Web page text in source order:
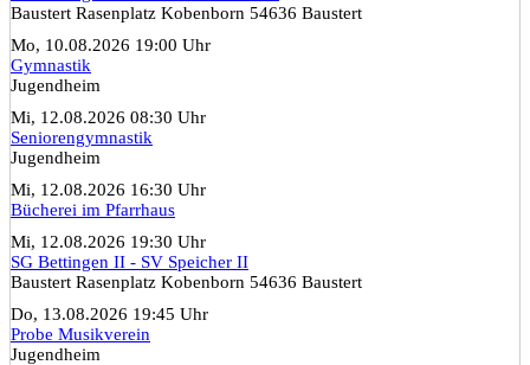
Baustert Rasenplatz Kobenborn 54636 Baustert
Mo, 10.08.2026 19:00 Uhr
Gymnastik
Jugendheim
Mi, 12.08.2026 08:30 Uhr
Seniorengymnastik
Jugendheim
Mi, 12.08.2026 16:30 Uhr
Bücherei im Pfarrhaus
Mi, 12.08.2026 19:30 Uhr
SG Bettingen II - SV Speicher II
Baustert Rasenplatz Kobenborn 54636 Baustert
Do, 13.08.2026 19:45 Uhr
Probe Musikverein
Jugendheim